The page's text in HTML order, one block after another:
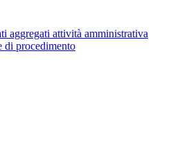
aggregati attività amministrativa
di procedimento